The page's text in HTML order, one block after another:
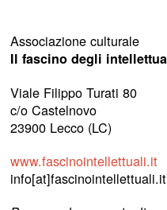
Associazione culturale
Il fascino degli
Viale Filippo Turati 80
c/o Castelnovo
23900 Lecco (LC)
www.fascinointellettuali.it
info[at]fascinointellettuali.it